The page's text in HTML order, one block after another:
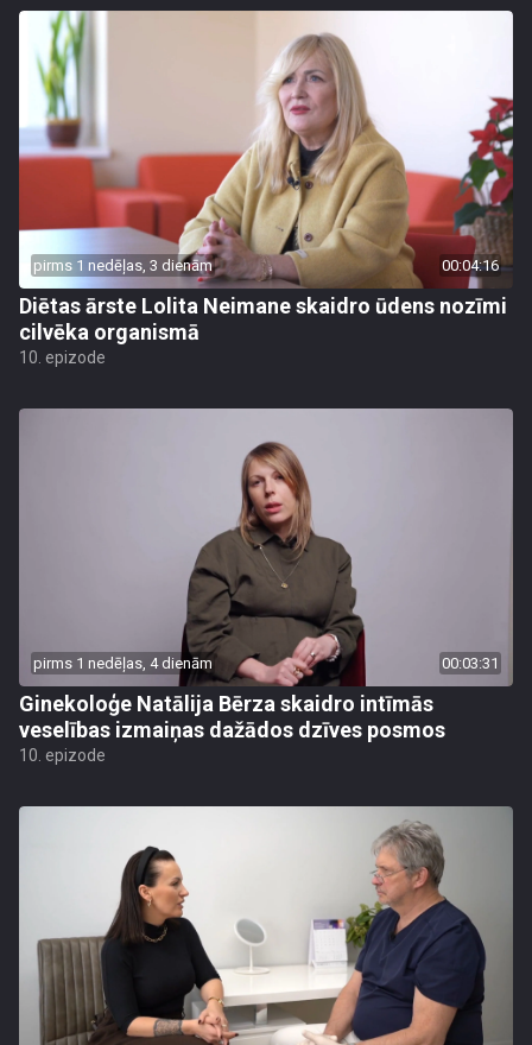
pirms 1 nedēļas, 3 dienām 00:04:16
Diētas ārste Lolita Neimane skaidro ūdens nozīmi
cilvēka organismā
10. epizode
pirms 1 nedēļas, 4 dienām 00:03:31
Ginekoloģe Natālija Bērza skaidro intīmās
veselības izmaiņas dažādos dzīves posmos
10. epizode